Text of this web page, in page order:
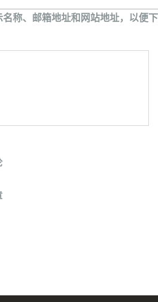
称、邮箱地址和网站地址，以便下